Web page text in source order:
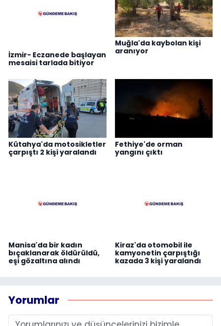
İzmir- Eczanede başlayan
mesaisi tarlada bitiyor
Muğla'da kaybolan kişi
aranıyor
Kütahya'da motosikletler
çarpıştı 2 kişi yaralandı
Fethiye'de orman
yangını çıktı
Manisa'da bir kadın
bıçaklanarak öldürüldü,
eşi gözaltına alındı
Kiraz'da otomobil ile
kamyonetin çarpıştığı
kazada 3 kişi yaralandı
Yorumlar